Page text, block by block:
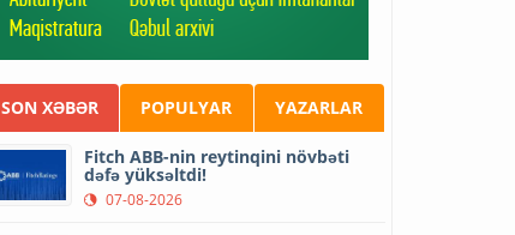
SON XƏBƏR POPULYAR YAZARLAR
Fitch ABB-nin reytinqini növbəti
dəfə yüksəltdi!
07-08-2026